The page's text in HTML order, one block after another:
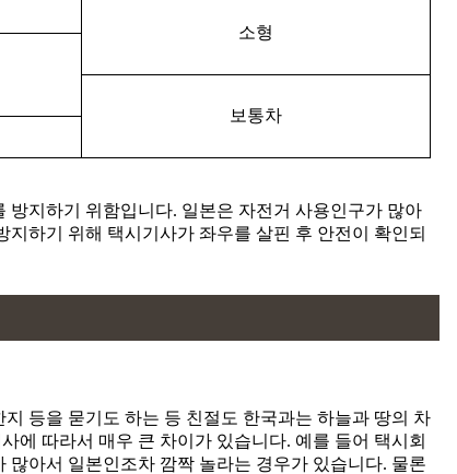
소형
보통차
지하기 위함입니다. 일본은 자전거 사용인구가 많아
하기 위해 택시기사가 좌우를 살핀 후 안전이 확인되
등을 묻기도 하는 등 친절도 한국과는 하늘과 땅의 차
에 따라서 매우 큰 차이가 있습니다. 예를 들어 택시회
아서 일본인조차 깜짝 놀라는 경우가 있습니다. 물론